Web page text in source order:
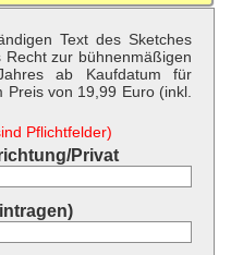
Text des Sketches
zur bühnenmäßigen
ab Kaufdatum für
von 19,99 Euro (inkl.
Pflichtfelder)
Privat